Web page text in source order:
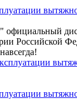
Российской